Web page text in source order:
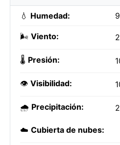
💧 Humedad:
🌬️ Viento:
🌡️ Presión:
👁️ Visibilidad:
🌧️ Precipitación:
☁️ Cubierta de nubes: